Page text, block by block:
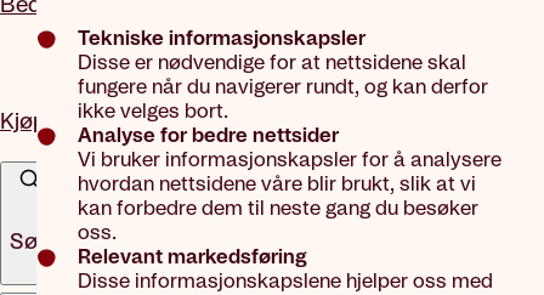
Tekniske informasjonskapsler
Disse er nødvendige for at nettsidene skal
fungere når du navigerer rundt, og kan derfor
ikke velges bort.
Analyse for bedre nettsider
Vi bruker informasjonskapsler for å analysere
hvordan nettsidene våre blir brukt, slik at vi
kan forbedre dem til neste gang du besøker
oss.
Relevant markedsføring
Disse informasjonskapslene hjelper oss med
Bedrift
Kjøp forsikring
Søk